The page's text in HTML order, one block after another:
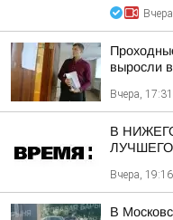
выросли
Вчера, 17:31
В
Вчера, 19:16
В